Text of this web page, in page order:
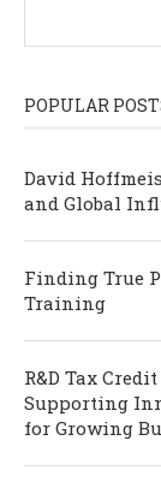
POPULAR
David
and Global
Finding True
Training
R&D Tax
Supporting
for Growing